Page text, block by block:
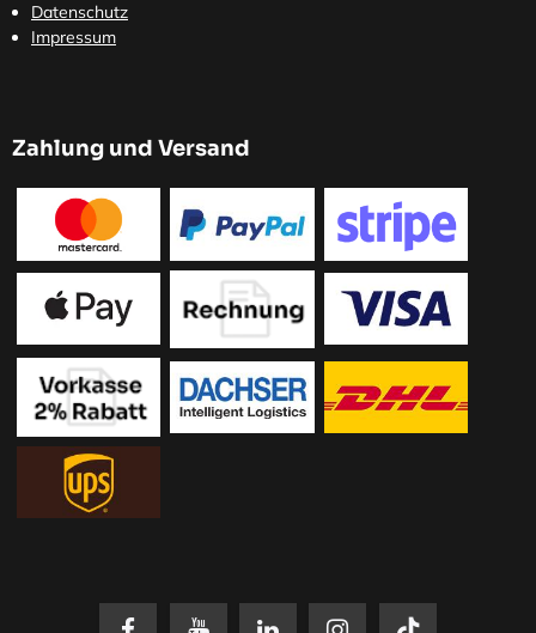
Datenschutz
Impressum
Zahlung und Versand